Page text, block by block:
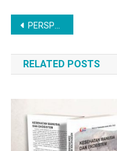
Navigasi
pos
PERSPECTIVE ANALYSIS KUALITAS LINGKUNGAN
RELATED POSTS